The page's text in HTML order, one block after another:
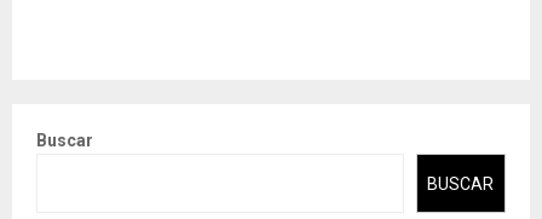
Buscar
BUSCAR